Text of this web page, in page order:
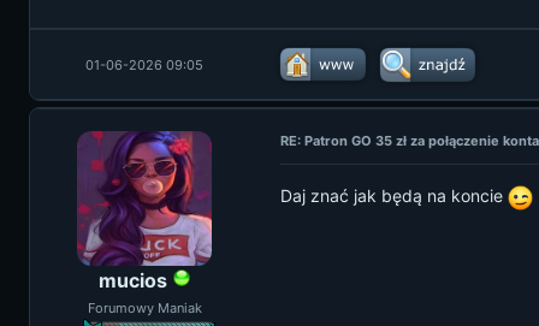
01-06-2026 09:05
mucios
Forumowy Maniak
RE: Patron GO 35 zł za połączenie
Daj znać jak będą na koncie